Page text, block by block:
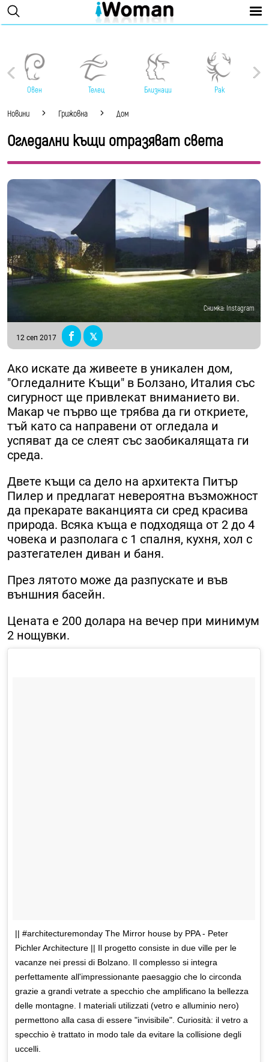
Овен Телец Близнаци Рак
Новини Грижовна Дом
Огледални къщи отразяват света
Снимка: Instagram
12 сеп 2017
Ако искате да живеете в уникален дом,
"Огледалните Къщи" в Болзано, Италия със
сигурност ще привлекат вниманието ви.
Макар че първо ще трябва да ги откриете,
тъй като са направени от огледала и
успяват да се слеят със заобикалящата ги
среда.
Двете къщи са дело на архитекта Питър
Пилер и предлагат невероятна възможност
да прекарате ваканцията си сред красива
природа. Всяка къща е подходяща от 2 до 4
човека и разполага с 1 спалня, кухня, хол с
разтегателен диван и баня.
През лятото може да разпускате и във
външния басейн.
Цената е 200 долара на вечер при минимум
2 нощувки.
|| #architecturemonday The Mirror house by PPA - Peter
Pichler Architecture || Il progetto consiste in due ville per le
vacanze nei pressi di Bolzano. Il complesso si integra
perfettamente all'impressionante paesaggio che lo circonda
grazie a grandi vetrate a specchio che amplificano la bellezza
delle montagne. I materiali utilizzati (vetro e alluminio nero)
permettono alla casa di essere "invisibile". Curiosità: il vetro a
specchio è trattato in modo tale da evitare la collisione degli
uccelli.